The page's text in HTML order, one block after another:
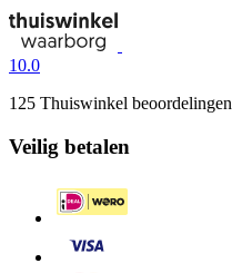
10.0
125 Thuiswinkel beoordelingen
Veilig betalen